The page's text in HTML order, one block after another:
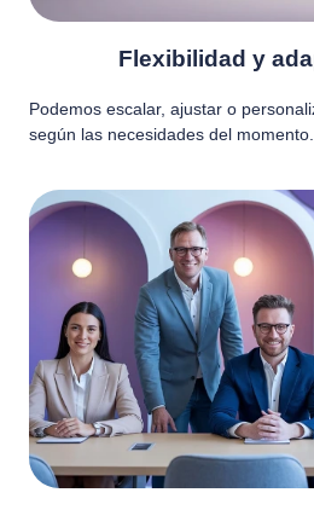
Flexibilidad y
Podemos escalar, ajustar o
según las necesidades del momento.